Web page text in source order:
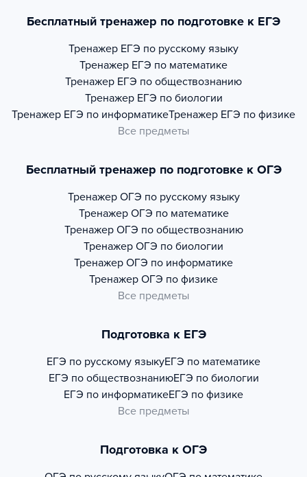
Бесплатный тренажер по подготовке к ЕГЭ
Тренажер ЕГЭ по русскому языку
Тренажер ЕГЭ по математике
Тренажер ЕГЭ по обществознанию
Тренажер ЕГЭ по биологии
Тренажер ЕГЭ по информатикеТренажер ЕГЭ по физике
Все предметы
Бесплатный тренажер по подготовке к ОГЭ
Тренажер ОГЭ по русскому языку
Тренажер ОГЭ по математике
Тренажер ОГЭ по обществознанию
Тренажер ОГЭ по биологии
Тренажер ОГЭ по информатике
Тренажер ОГЭ по физике
Все предметы
Подготовка к ЕГЭ
ЕГЭ по русскому языкуЕГЭ по математике
ЕГЭ по обществознаниюЕГЭ по биологии
ЕГЭ по информатикеЕГЭ по физике
Все предметы
Подготовка к ОГЭ